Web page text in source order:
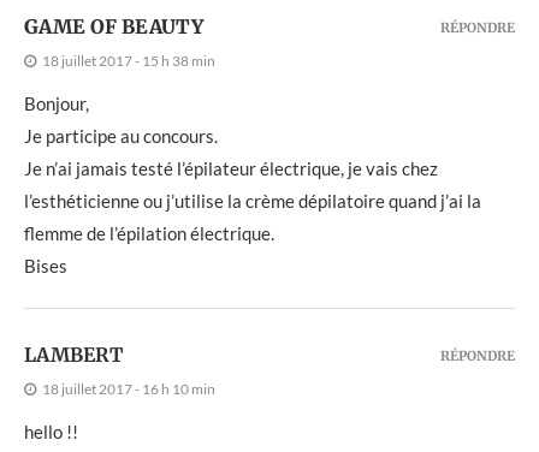
GAME OF BEAUTY
18 juillet 2017 - 15 h 38 min
Bonjour,
Je participe au concours.
Je n’ai jamais testé l’épilateur électrique, je vais chez
l’esthéticienne ou j’utilise la crème dépilatoire quand j’ai la
flemme de l’épilation électrique.
Bises
RÉPONDRE
LAMBERT
18 juillet 2017 - 16 h 10 min
hello !!
RÉPONDRE